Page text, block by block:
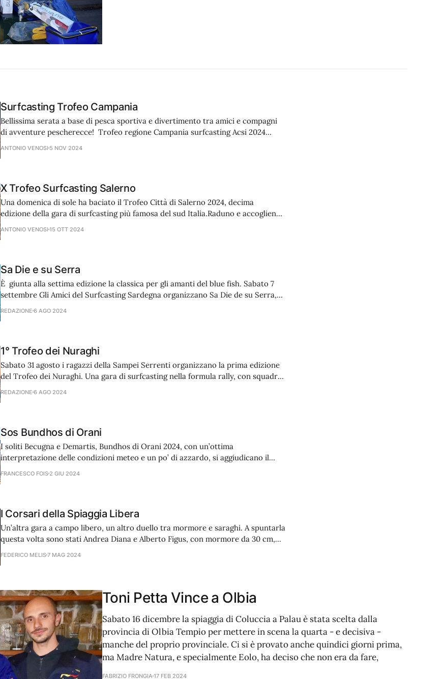
Surfcasting Trofeo Campania
Bellissima serata a base di pesca sportiva e divertimento tra amici e compagni
di avventure pescherecce! Trofeo regione Campania surfcasting Acsi 2024
ANTONIO VENOSI 5 NOV 2024
X Trofeo Surfcasting Salerno
Una domenica di sole ha baciato il Trofeo Città di Salerno 2024, decima
edizione della gara di surfcasting più famosa del sud Italia.Raduno e accoglienza
ANTONIO VENOSI 15 OTT 2024
Sa Die e su Serra
È giunta alla settima edizione la classica per gli amanti del blue fish. Sabato 7
settembre Gli Amici del Surfcasting Sardegna organizzano Sa Die de su Serra,
REDAZIONE 6 AGO 2024
1° Trofeo dei Nuraghi
Sabato 31 agosto i ragazzi della Sampei Serrenti organizzano la prima edizione
del Trofeo dei Nuraghi. Una gara di surfcasting nella formula rally, con squadre
REDAZIONE 6 AGO 2024
Sos Bundhos di Orani
I soliti Becugna e Demartis, Bundhos di Orani 2024, con un’ottima
interpretazione delle condizioni meteo e un po’ di azzardo, si aggiudicano il
FRANCESCO FOIS 2 GIU 2024
I Corsari della Spiaggia Libera
Un’altra gara a campo libero, un altro duello tra mormore e saraghi. A spuntarla
questa volta sono stati Andrea Diana e Alberto Figus, con mormore da 30 cm,
FEDERICO MELIS7 MAG 2024
Toni Petta Vince a Olbia
Sabato 16 dicembre la spiaggia di Coluccia a Palau è stata scelta dalla
provincia di Olbia Tempio per mettere in scena la quarta - e decisiva -
manche del proprio provinciale. Ci si è provato anche quindici giorni prima,
ma Madre Natura, e specialmente Eolo, ha deciso che non era da fare,
FABRIZIO FRONGIA17 FEB 2024